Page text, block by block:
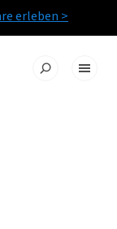
erleben >